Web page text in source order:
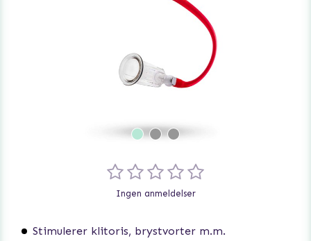
Stimulerer klitoris, brystvorter m.m.
Ingen anmeldelser